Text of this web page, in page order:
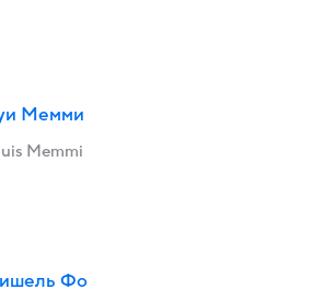
Мемми
Memmi
Фо